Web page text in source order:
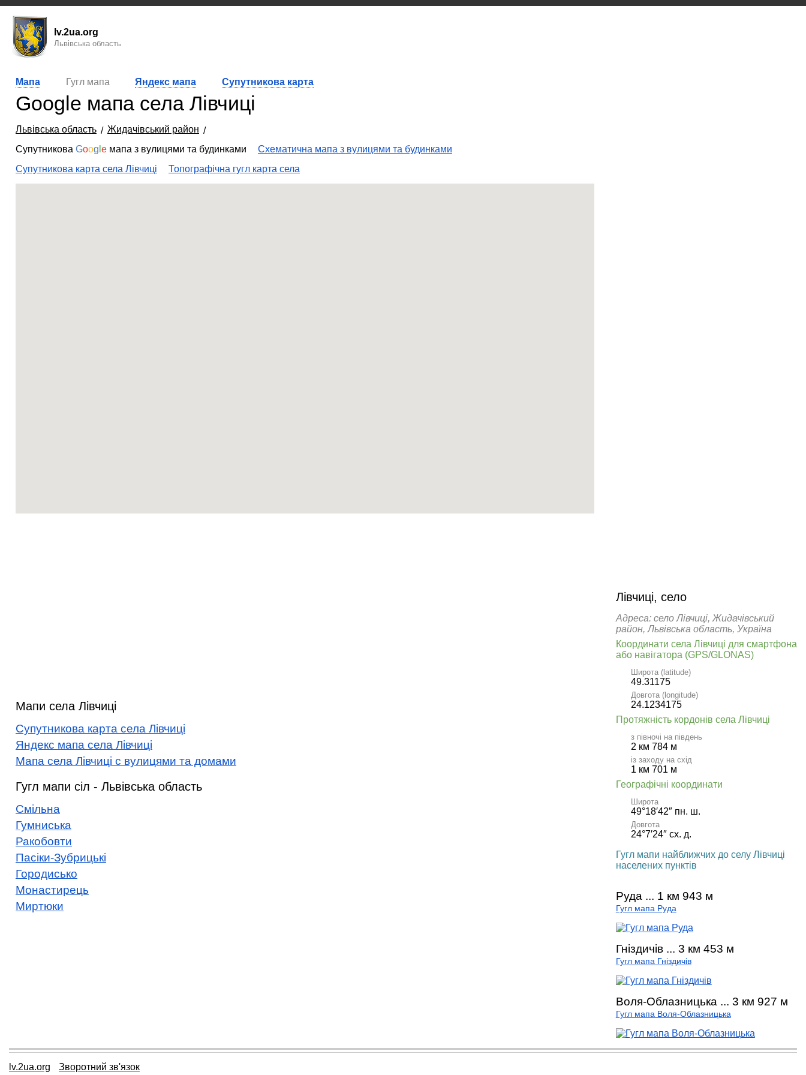
lv.2ua.org
Львівська область
Мапа Гугл мапа Яндекс мапа Супутникова карта
Google мапа села Лівчиці
Львівська область
Жидачівський район
Супутникова Goog e мапа з вулицями та будинками
Схематична мапа з вулицями та будинками
Супутникова карта села Лівчиці
Топографічна гугл карта села
Мапи села Лівчиці
Супутникова карта села Лівчиці
Яндекс мапа села Лівчиці
Мапа села Лівчиці с вулицями та домами
Гугл мапи сіл - Львівська область
Смільна
Гумниська
Ракобовти
Пасіки-Зубрицькі
Городисько
Монастирець
Миртюки
Лівчиці, село
Адреса: село Лівчиці, Жидачівський
район, Львівська область, Україна
Координати села Лівчиці для смартфона
або навігатора (GPS/GLONAS)
Широта (latitude)
49.31175
Довгота (longitude)
24.1234175
Протяжність кордонів села Лівчиці
з півночі на південь
2 км 784 м
із заходу на схід
1 км 701 м
Географічні координати
Широта
49°18′42″ пн. ш.
Довгота
24°7′24″ сх. д.
Гугл мапи найближчих до селу Лівчиці
населених пунктів
Руда ... 1 км 943 м
Гугл мапа Руда
Гніздичів ... 3 км 453 м
Гугл мапа Гніздичів
Воля-Облазницька ... 3 км 927 м
Гугл мапа Воля-Облазницька
lv.2ua.org Зворотний зв'язок